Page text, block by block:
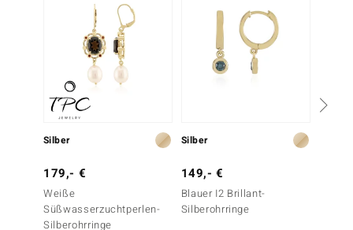
Collection
BY DE MELO
Silber
179,- €
Weiße
Süßwasserzuchtperlen-
Silberohrringe
Silber
149,- €
Blauer I2 Brillant-
Silberohrringe